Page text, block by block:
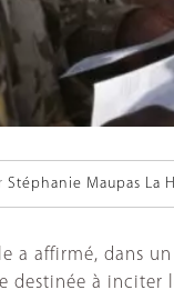
Stéphanie Maupas La
a affirmé, dans
destinée à